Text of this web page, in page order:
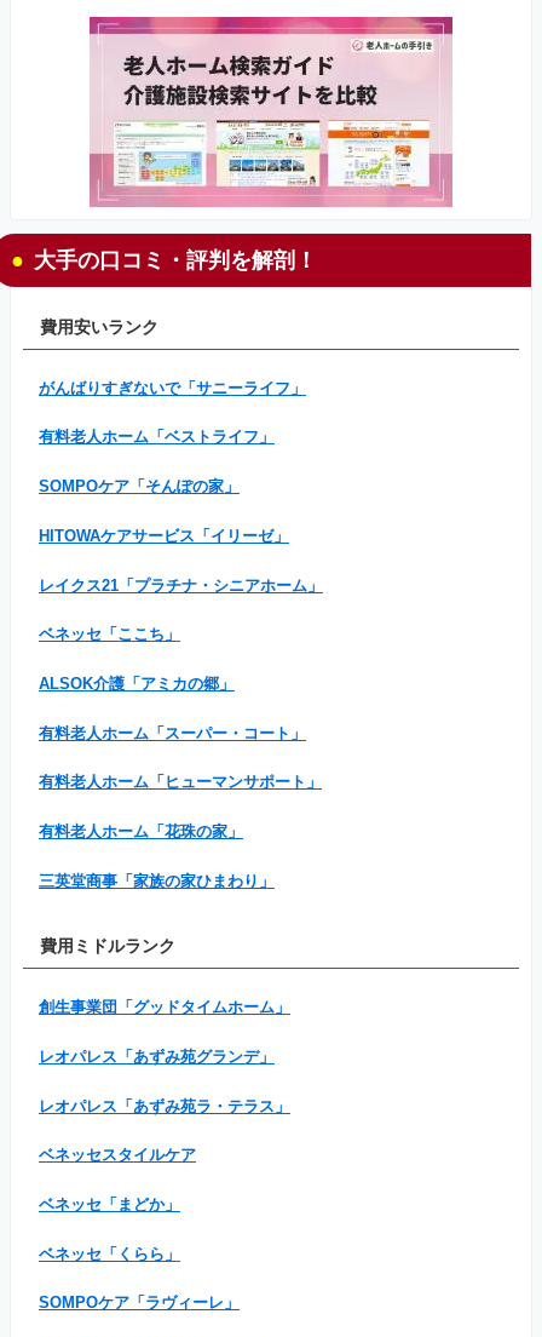
大手の口コミ・評判を解剖！
費用安いランク
がんばりすぎないで「サニーライフ」
有料老人ホーム「ベストライフ」
SOMPOケア「そんぽの家」
HITOWAケアサービス「イリーゼ」
レイクス21「プラチナ・シニアホーム」
ベネッセ「ここち」
ALSOK介護「アミカの郷」
有料老人ホーム「スーパー・コート」
有料老人ホーム「ヒューマンサポート」
有料老人ホーム「花珠の家」
三英堂商事「家族の家ひまわり」
費用ミドルランク
創生事業団「グッドタイムホーム」
レオパレス「あずみ苑グランデ」
レオパレス「あずみ苑ラ・テラス」
ベネッセスタイルケア
ベネッセ「まどか」
ベネッセ「くらら」
SOMPOケア「ラヴィーレ」